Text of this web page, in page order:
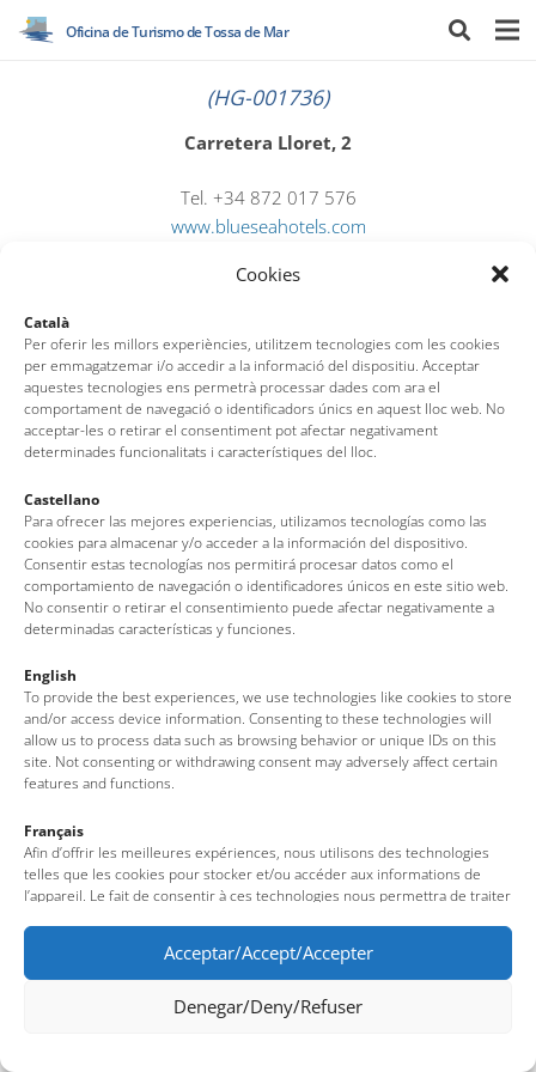
Cookies
Català
Per oferir les millors experiències, utilitzem tecnologies com les cookies
per emmagatzemar i/o accedir a la informació del dispositiu. Acceptar
aquestes tecnologies ens permetrà processar dades com ara el
comportament de navegació o identificadors únics en aquest lloc web. No
acceptar-les o retirar el consentiment pot afectar negativament
determinades funcionalitats i característiques del lloc.
Castellano
Para ofrecer las mejores experiencias, utilizamos tecnologías como las
cookies para almacenar y/o acceder a la información del dispositivo.
Consentir estas tecnologías nos permitirá procesar datos como el
comportamiento de navegación o identificadores únicos en este sitio web.
No consentir o retirar el consentimiento puede afectar negativamente a
determinadas características y funciones.
English
To provide the best experiences, we use technologies like cookies to store
and/or access device information. Consenting to these technologies will
allow us to process data such as browsing behavior or unique IDs on this
site. Not consenting or withdrawing consent may adversely affect certain
features and functions.
Français
Afin d’offrir les meilleures expériences, nous utilisons des technologies
telles que les cookies pour stocker et/ou accéder aux informations de
l’appareil. Le fait de consentir à ces technologies nous permettra de traiter
uniques sur ce site. Le fait de ne pas consentir ou de retirer son
consentement peut avoir un effet négatif sur certaines fonctionnalités et
caractéristiques du site.
Acceptar/Accept/Accepter
Denegar/Deny/Refuser
Oficina de Turismo de Tossa de Mar
(HG-001736)
Carretera Lloret, 2
Tel. +34 872 017 576
www.blueseahotels.com
Av. del Pelegrí, 25 – Edificio La Nau · 17320 – Tossa de Mar
(Girona – Costa Brava)
Tel: + 00 34 972 340 108 · Mail: info@visittossa.com
Nota legal·Política de cookies Protección de datos